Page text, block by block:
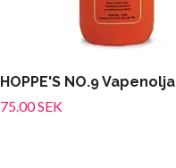
HOPPE'S NO.9 Vapenolja
75.00 SEK